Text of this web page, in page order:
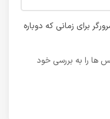
برای زمانی که دوباره
ها را به بررسی خود